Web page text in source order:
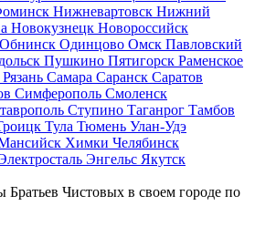
Нижневартовск Нижний
Новокузнецк Новороссийск
Обнинск Одинцово Омск Павловский
Пушкино Пятигорск Раменское
Рязань Самара Саранск Саратов
Симферополь Смоленск
Ступино Таганрог Тамбов
Тула Тюмень Улан-Удэ
Химки Челябинск
Энгельс Якутск
Чистовых в своем городе по